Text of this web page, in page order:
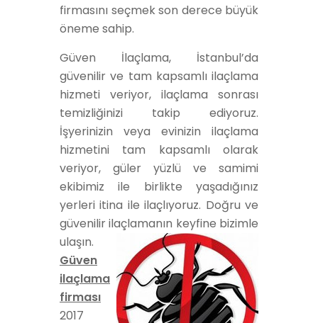
firmasını seçmek son derece büyük
öneme sahip.
Güven İlaçlama, İstanbul’da
güvenilir ve tam kapsamlı ilaçlama
hizmeti veriyor, ilaçlama sonrası
temizliğinizi takip ediyoruz.
İşyerinizin veya evinizin ilaçlama
hizmetini tam kapsamlı olarak
veriyor, güler yüzlü ve samimi
ekibimiz ile birlikte yaşadığınız
yerleri itina ile ilaçlıyoruz. Doğru ve
güvenilir ilaçlamanın keyfine bizimle
ulaşın.
Güven
ilaçlama
firması
2017